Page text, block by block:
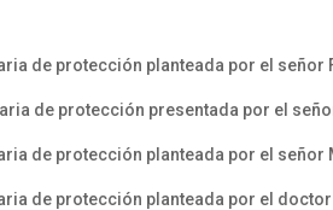
de protección planteada por el señor
de protección presentada por el
de protección planteada por el señor
de protección planteada por el